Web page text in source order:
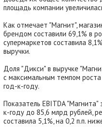
площадь компании
Как отмечает "Магнит",
брендом составили 69,1% в
супермаркетов составила
выручки.
Доля "Дикси" в выручке
с максимальным темпом
год-к-году.
Показатель EBITDA
к-году до 85,6 млрд рублей,
составила 5,1%, на 0,2 п.п.